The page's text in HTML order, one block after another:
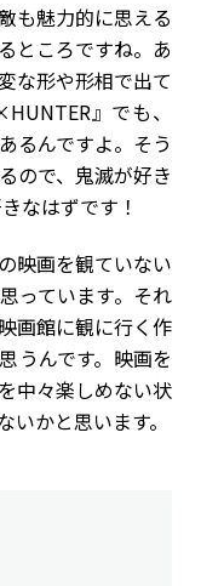
も魅力的に思える
ところですね。あ
な形や形相で出て
』でも、
るんですよ。そう
ので、鬼滅が好き
なはずです！
映画を観ていない
っています。それ
画館に観に行く作
うんです。映画を
中々楽しめない状
かと思います。